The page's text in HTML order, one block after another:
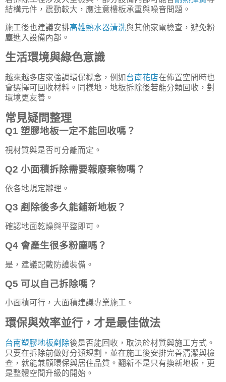
結構元件，震動較大，應注意樓板承重與噪音問題。
施工後也建議安排高雄熱水器清洗與其他家電檢查，避免粉
塵進入設備內部。
生活環境與綠色意識
越來越多店家強調環保概念，例如 台南花店在佈置空間時也
會選擇可回收材料。同樣地，地板拆除後若能分類回收，對
環境更友善。
常見疑問整理
Q1 塑膠地板一定不能回收嗎？
視材質與是否可分離而定。
Q2 小面積拆除需要報廢棄物嗎？
依各地規定辦理。
Q3 剷除後多久能鋪新地板？
確認地面乾燥與平整即可。
Q4 會產生很多粉塵嗎？
是，建議配戴防護裝備。
Q5 可以自己拆除嗎？
小面積可行，大面積建議專業施工。
環保與效率並行，才是最佳做法
台南塑膠地板剷除後是否能回收，取決於材質與施工方式。
只要在拆除前做好分類規劃，並在施工後安排完善清潔與檢
查，就能兼顧環保與居住品質。翻新不是只有換新地板，更
是整體空間升級的開始。